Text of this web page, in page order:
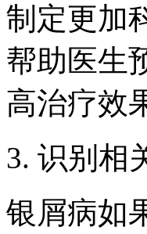
制定更加
帮助医生
高治疗效
3. 识别相
银屑病如